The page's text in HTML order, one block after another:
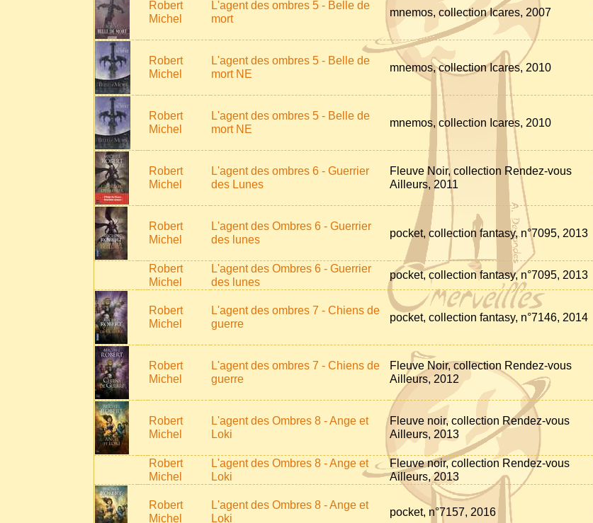
Robert
Michel
L'agent des ombres 5 - Belle de
mort
mnemos, collection Icares, 2007
Robert
Michel
L'agent des ombres 5 - Belle de
mort NE
mnemos, collection Icares, 2010
Robert
Michel
L'agent des ombres 5 - Belle de
mort NE
mnemos, collection Icares, 2010
Robert
Michel
L'agent des ombres 6 - Guerrier
des Lunes
Fleuve Noir, collection Rendez-vous
Ailleurs, 2011
Robert
Michel
L'agent des Ombres 6 - Guerrier
des lunes
pocket, collection fantasy, n°7095, 2013
Robert
Michel
L'agent des Ombres 6 - Guerrier
des lunes
pocket, collection fantasy, n°7095, 2013
Robert
Michel
L'agent des ombres 7 - Chiens de
guerre
pocket, collection fantasy, n°7146, 2014
Robert
Michel
L'agent des ombres 7 - Chiens de
guerre
Fleuve Noir, collection Rendez-vous
Ailleurs, 2012
Robert
Michel
L'agent des Ombres 8 - Ange et
Loki
Fleuve noir, collection Rendez-vous
Ailleurs, 2013
Robert
Michel
L'agent des Ombres 8 - Ange et
Loki
Fleuve noir, collection Rendez-vous
Ailleurs, 2013
Robert
Michel
L'agent des Ombres 8 - Ange et
Loki
pocket, n°7157, 2016